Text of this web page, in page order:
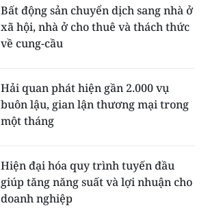
Bất động sản chuyển dịch sang nhà ở
xã hội, nhà ở cho thuê và thách thức
về cung-cầu
Hải quan phát hiện gần 2.000 vụ
buôn lậu, gian lận thương mại trong
một tháng
Hiện đại hóa quy trình tuyến đầu
giúp tăng năng suất và lợi nhuận cho
doanh nghiệp